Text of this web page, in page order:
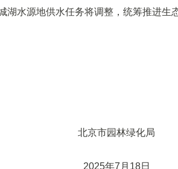
湖水源地供水任务将调整，统筹推进生
北京市园林绿化
2025年7月18